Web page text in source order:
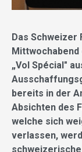
Das
„Vol Spécial"
bereits in der
Absichten des
welche sich
verlassen,